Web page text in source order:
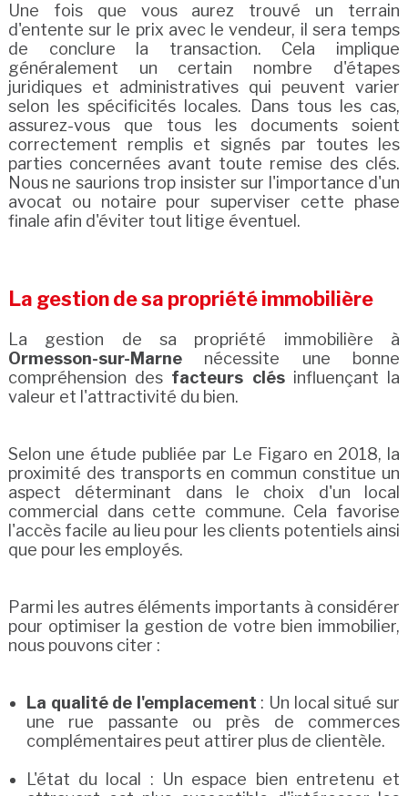
Une fois que vous aurez trouvé un terrain
d'entente sur le prix avec le vendeur, il sera temps
de conclure la transaction. Cela implique
généralement un certain nombre d'étapes
juridiques et administratives qui peuvent varier
selon les spécificités locales. Dans tous les cas,
assurez-vous que tous les documents soient
correctement remplis et signés par toutes les
parties concernées avant toute remise des clés.
Nous ne saurions trop insister sur l'importance d'un
avocat ou notaire pour superviser cette phase
finale afin d'éviter tout litige éventuel.
La gestion de sa propriété immobilière
La gestion de sa propriété immobilière à
Ormesson-sur-Marnenécessite une bonne
compréhension des facteurs clésinfluençant la
valeur et l'attractivité du bien.
Selon une étude publiée par Le Figaro en 2018, la
proximité des transports en commun constitue un
aspect déterminant dans le choix d'un local
commercial dans cette commune. Cela favorise
l'accès facile au lieu pour les clients potentiels ainsi
que pour les employés.
Parmi les autres éléments importants à considérer
pour optimiser la gestion de votre bien immobilier,
nous pouvons citer :
La qualité de l'emplacement : Un local situé sur
une rue passante ou près de commerces
complémentaires peut attirer plus de clientèle.
L'état du local : Un espace bien entretenu et